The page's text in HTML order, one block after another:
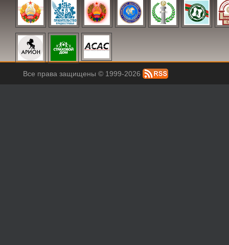
Все права защищены © 1999-2026